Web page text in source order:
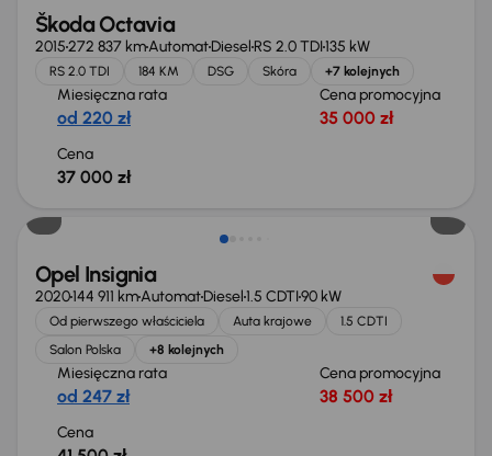
Škoda Octavia
2015272 837 kmAutomatDiesel RS 2.0 TDI135 kW
RS 2.0 TDI 184 KM DSG Skóra +7 kolejnych
Miesięczna rata
od 220 zł
Cena promocyjna
35 000 zł
Cena
37 000 zł
Opel Insignia
2020144 911 kmAutomatDiesel1.5 CDTI90 kW
Od pierwszego właściciela Auta krajowe
1.5 CDTI
Salon Polska
+8 kolejnych
Miesięczna rata
od 247 zł
Cena promocyjna
38 500 zł
Cena